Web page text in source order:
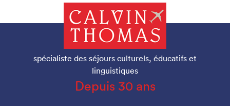
spécialiste des séjours culturels, éducatifs et
linguistiques
Depuis 30 ans